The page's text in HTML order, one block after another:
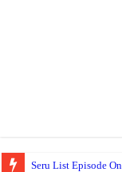
Seru List Episode